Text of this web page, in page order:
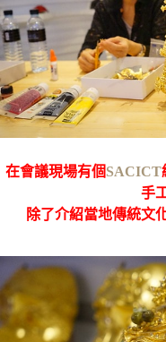
在會議現場有個SACICT
手
除了介紹當地傳統文